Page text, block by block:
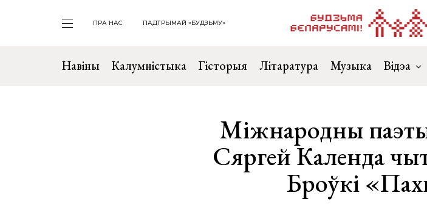
ПРА НАС ПАДТРЫМАЙ «БУДЗЬМУ»
Навіны Калумністыка Гісторыя Літаратура Музыка Відэа
Міжнародны
Сяргей Календа
Броўкі